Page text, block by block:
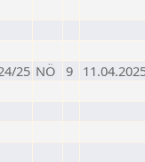
25 NÖ 9